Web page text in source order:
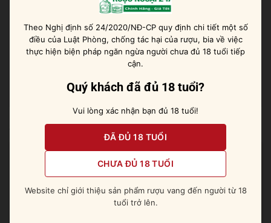
số loại cocktail thơm ngon như Tequila Sour, Palomo,
– Kết hợp cùng món ăn truyền thống của Mexico hoặc
món ăn có tẩm ướp nhiều gia vị như đồ nướng, đồ
Sản phẩm tương tự
Theo Nghị định số 24/2020/NĐ-CP quy định chi tiết một số
điều của Luật Phòng, chống tác hại của rượu, bia về việc
thực hiện biện pháp ngăn ngừa người chưa đủ 18 tuổi tiếp
cận.
Quý khách đã đủ 18 tuổi?
Vui lòng xác nhận bạn đủ 18 tuổi!
ĐÃ ĐỦ 18 TUỔI
CHƯA ĐỦ 18 TUỔI
Website chỉ giới thiệu sản phẩm rượu vang đến người từ 18
tuổi trở lên.